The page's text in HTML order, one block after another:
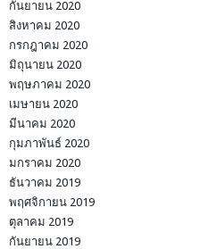
กรกฎาคม 2019
มิถุนายน 2019
พฤษภาคม 2019
เมษายน 2019
มีนาคม 2019
กุมภาพันธ์ 2019
มกราคม 2019
ธันวาคม 2018
พฤศจิกายน 2018
ตุลาคม 2018
กันยายน 2018
สิงหาคม 2018